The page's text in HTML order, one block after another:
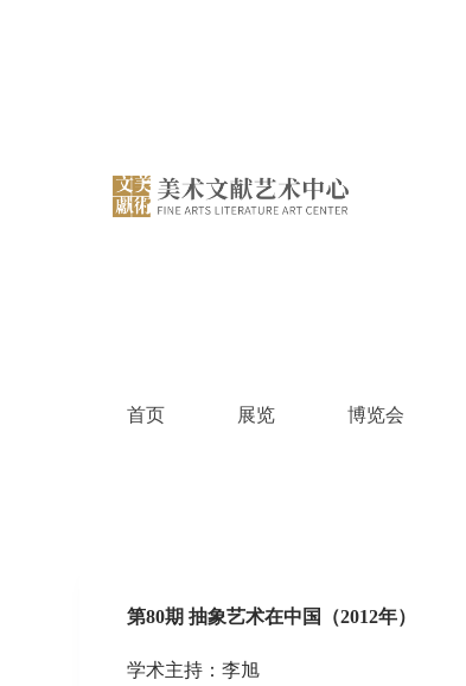
首页 展览 博览会
第80期 抽象艺术在中国（2012年）
学术主持：李旭